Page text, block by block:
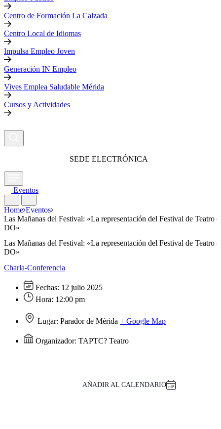
Centro de Formación La Calzada
Centro Local de Idiomas
Impulsa Empleo Joven
Generación IN Empleo
Vives Emplea Saludable Mérida
Cursos y Actividades
SEDE ELECTRÓNICA
Eventos
Home Eventos
Las Mañanas del Festival: «La representación del Festival de Teatro
DO»
Las Mañanas del Festival: «La representación del Festival de Teatro
DO»
Charla-Conferencia
Fechas: 12 julio 2025
Hora: 12:00 pm
Lugar: Parador de Mérida + Google Map
Organizador: TAPTC? Teatro
AÑADIR AL CALENDARIO